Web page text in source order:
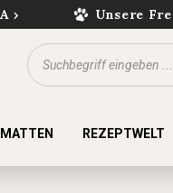
Unsere
REZEPTWELT